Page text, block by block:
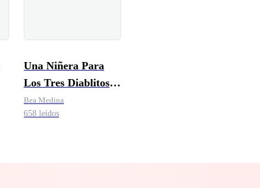
Una Niñera Para
Los Tres Diablitos
Del Ceo
Bea Medina
658 leídos